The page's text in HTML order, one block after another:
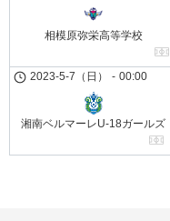
相模原弥栄高等学校
2023-5-7（日） - 00:00
湘南ベルマーレU-18ガールズ